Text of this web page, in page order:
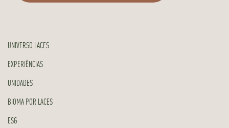
UNIVERSO LACES
EXPERIÊNCIAS
UNIDADES
BIOMA POR LACES
ESG